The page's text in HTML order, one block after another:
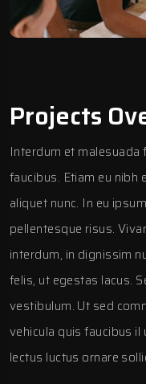
Projects
Interdum et malesuada
faucibus. Etiam eu nibh
aliquet nunc. In eu
pellentesque risus.
interdum, in dignissim
felis, ut egestas lacus.
vestibulum. Ut sed
vehicula quis faucibus
lectus luctus ornare